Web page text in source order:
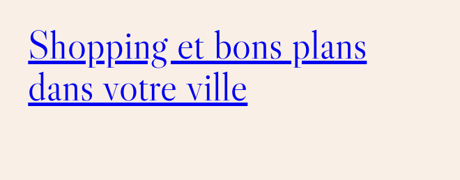
Shopping et bons plans
dans votre ville